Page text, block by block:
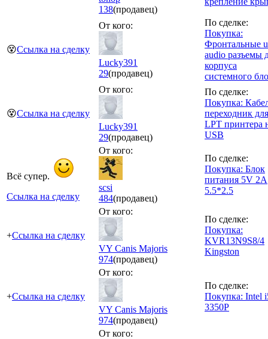
138(продавец)
😵Ссылка на сделку
От кого:
Lucky391
29(продавец)
По сделке:
Покупка:
Фронтальные
audio разъемы
корпуса
системного
😵Ссылка на сделку
От кого:
Lucky391
29(продавец)
По сделке:
Покупка:
переходник для
LPT принтера
USB
Всё супер.
Ссылка на сделку
От кого:
scsi
484(продавец)
По сделке:
Покупка: Блок
питания 5V 2A
5.5*2.5
+Ссылка на сделку
От кого:
VY Canis Majoris
974(продавец)
По сделке:
Покупка:
KVR13N9S8/4
Kingston
+Ссылка на сделку
От кого:
VY Canis Majoris
974(продавец)
По сделке:
Покупка: Intel
3350P
От кого: